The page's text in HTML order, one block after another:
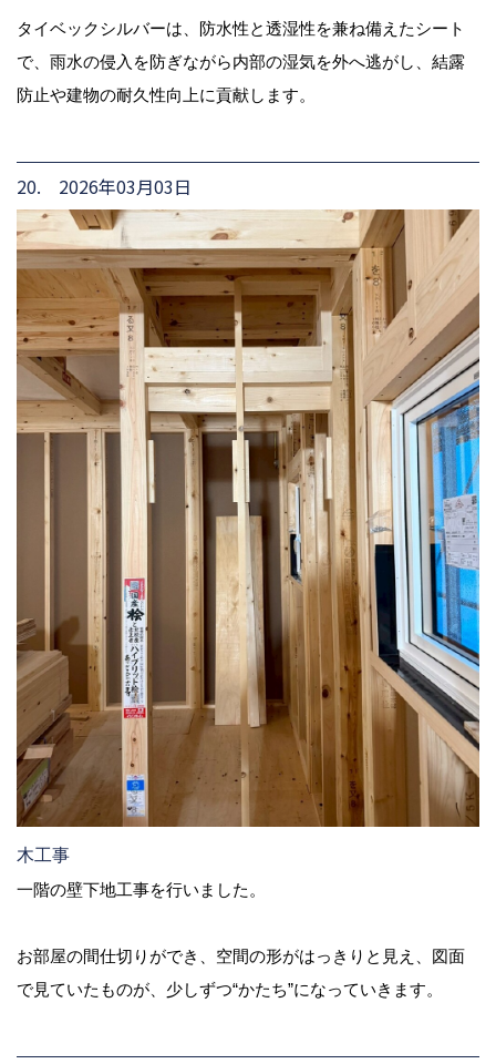
タイベックシルバーは、防水性と透湿性を兼ね備えたシート
で、雨水の侵入を防ぎながら内部の湿気を外へ逃がし、結露
防止や建物の耐久性向上に貢献します。
20. 2026年03月03日
木工事
一階の壁下地工事を行いました。
お部屋の間仕切りができ、空間の形がはっきりと見え、図面
で見ていたものが、少しずつ“かたち”になっていきます。